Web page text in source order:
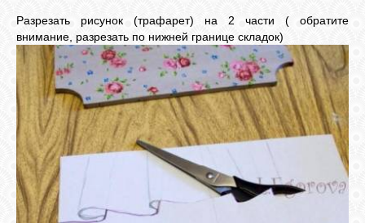
Разрезать рисунок (трафарет) на 2 части ( обратите
внимание, разрезать по нижней границе складок)